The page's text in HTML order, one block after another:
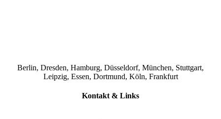
Berlin, Dresden, Hamburg, Düsseldorf, München, Stuttgart,
Leipzig, Essen, Dortmund, Köln, Frankfurt
Kontakt & Links